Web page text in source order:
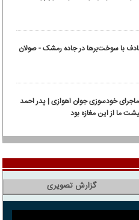
خودسوزی جوان اهوازی | پدر احمد
گزارش تصویری